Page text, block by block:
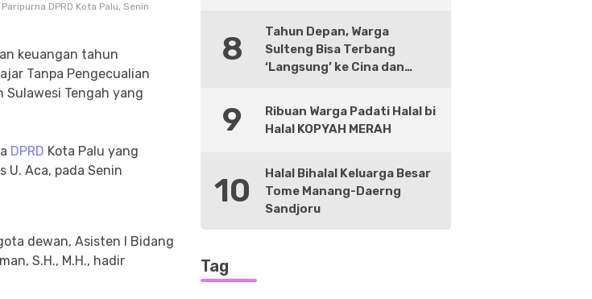
DPRD Kota Palu, Senin
keuangan tahun
Tanpa Pengecualian
Sulawesi Tengah yang
DPRD Kota Palu yang
U. Aca, pada Senin
dewan, Asisten I Bidang
S.H., M.H., hadir
8
Tahun Depan, Warga
Sulteng Bisa Terbang
‘Langsung’ ke Cina dan
9
Ribuan Warga Padati Halal bi
Halal KOPYAH MERAH
10
Halal Bihalal Keluarga Besar
Tome Manang-Daerng
Sandjoru
Tag